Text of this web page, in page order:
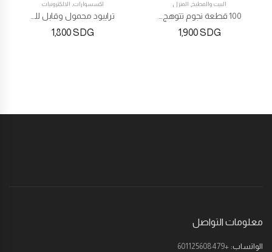
البيت والمطبخ, المنزل
100 قطعة نجوم تتوهج في الظلام
1,900SDG
TOP
اكسسوارات, الالكترونيات
ترايبود محمول وقابل للتعديل
1,800SDG
معلومات التواصل
الواتساب: +601125608479